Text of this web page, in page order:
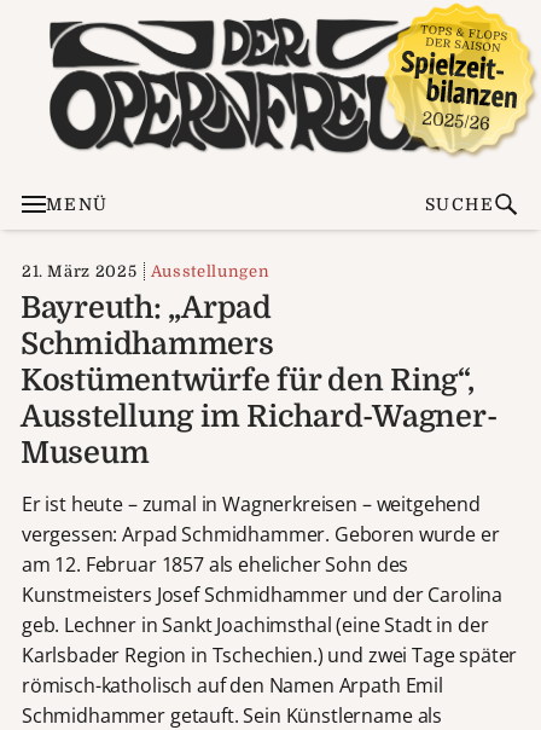
MENÜ SUCHE
21. März 2025 Ausstellungen
Bayreuth: „Arpad
Schmidhammers
Kostümentwürfe für den Ring“,
Ausstellung im Richard-Wagner-
Museum
Er ist heute – zumal in Wagnerkreisen – weitgehend
vergessen: Arpad Schmidhammer. Geboren wurde er
am 12. Februar 1857 als ehelicher Sohn des
Kunstmeisters Josef Schmidhammer und der Carolina
geb. Lechner in Sankt Joachimsthal (eine Stadt in der
Karlsbader Region in Tschechien.) und zwei Tage später
römisch-katholisch auf den Namen Arpath Emil
Schmidhammer getauft. Sein Künstlername als